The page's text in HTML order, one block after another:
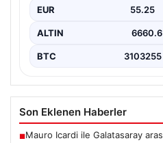
EUR 55.25
ALTIN 6660.6
BTC 3103255
Son Eklenen Haberler
■Mauro Icardi ile Galatasaray